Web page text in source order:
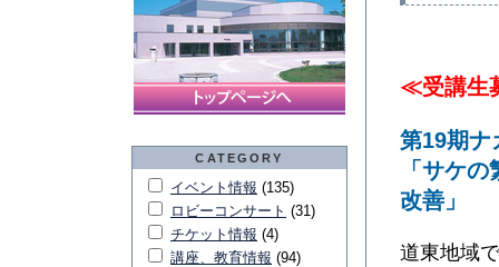
CATEGORY
イベント情報 (135)
ロビーコンサート (31)
チケット情報 (4)
講座、教育情報 (94)
≪受講生
第19期ナ
「サケ
改善」
道東地域